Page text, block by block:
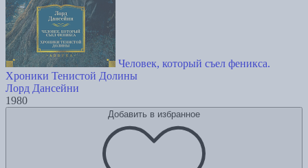
Человек, который съел феникса.
Хроники Тенистой Долины
Лорд Дансейни
1980
Добавить в избранное